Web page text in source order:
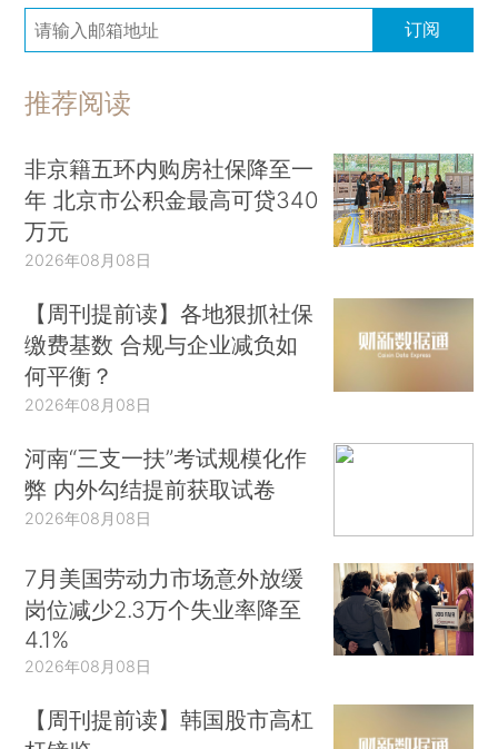
订阅
推荐阅读
非京籍五环内购房社保降至一
年 北京市公积金最高可贷340
万元
2026年08月08日
【周刊提前读】各地狠抓社保
缴费基数 合规与企业减负如
何平衡？
2026年08月08日
河南“三支一扶”考试规模化作
弊 内外勾结提前获取试卷
2026年08月08日
7月美国劳动力市场意外放缓
岗位减少2.3万个失业率降至
4.1%
2026年08月08日
【周刊提前读】韩国股市高杠